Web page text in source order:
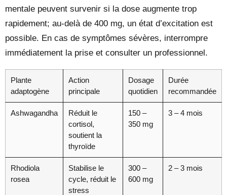
mentale peuvent survenir si la dose augmente trop
rapidement; au-delà de 400 mg, un état d’excitation est
possible. En cas de symptômes sévères, interrompre
immédiatement la prise et consulter un professionnel.
Plante
adaptogène
Action
principale
Dosage
quotidien
Durée
recommandée
Ashwagandha
Réduit le
cortisol,
soutient la
thyroïde
150 –
350 mg
3 – 4 mois
Rhodiola
rosea
Stabilise le
cycle, réduit le
stress
300 –
600 mg
2 – 3 mois